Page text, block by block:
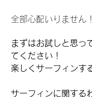
全部心配いりません！
まずはお試しと思っ
てください！
楽しくサーフィンす
サーフィンに関する